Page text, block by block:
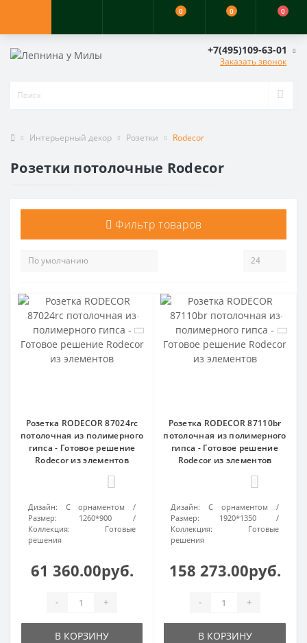
0 0 0
+7(495)109-63-01
Заказать звонок
Интерьерный декор Розетки Rodecor
Розетки потолочные Rodecor
Фильтр товаров
Розетка RODECOR 87024rc
потолочная из полимерного
гипса - Готовое решение
Rodecor из элементов
Дизайн:
С орнаментом
Размер:
1260*900
Коллекция:
Готовые
решения
61 360.00руб.
- +
В КОРЗИНУ
Розетка RODECOR 87110br
потолочная из полимерного
гипса - Готовое решение
Rodecor из элементов
Дизайн:
С орнаментом
Размер:
1920*1350
Коллекция:
Готовые
решения
158 273.00руб.
- +
В КОРЗИНУ